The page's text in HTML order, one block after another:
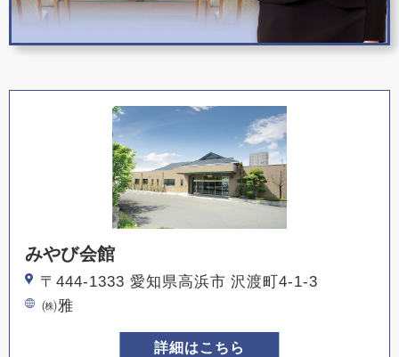
みやび会館
〒444-1333 愛知県高浜市 沢渡町4-1-3
㈱雅
詳細はこちら